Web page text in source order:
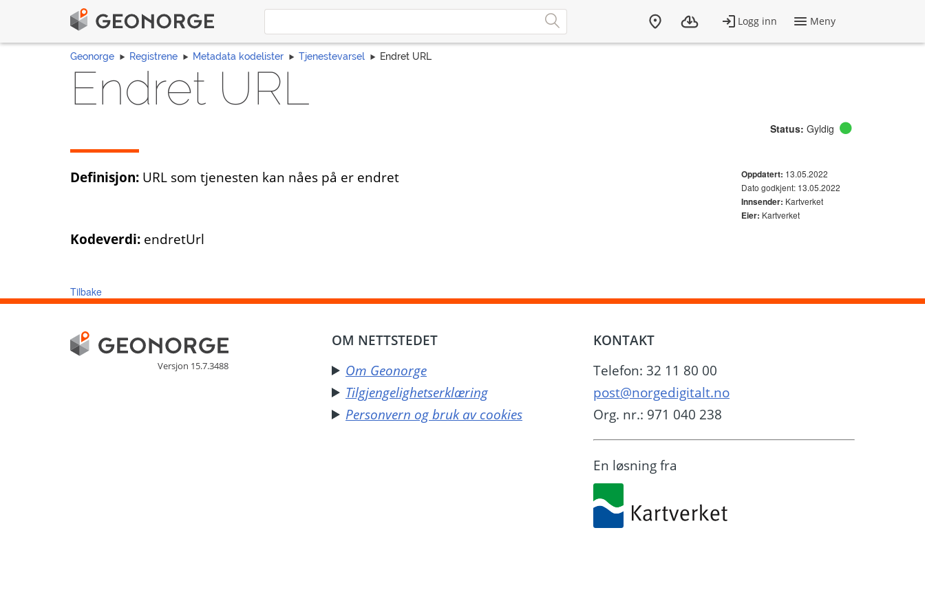
Geonorge Registrene Metadata kodelister Tjenestevarsel Endret URL
Endret URL
Status: Gyldig
Definisjon: URL som tjenesten kan nåes på er endret Oppdatert: 13.05.2022
Dato godkjent: 13.05.2022
Innsender: Kartverket
Eier: Kartverket
Kodeverdi: endretUrl
Tilbake